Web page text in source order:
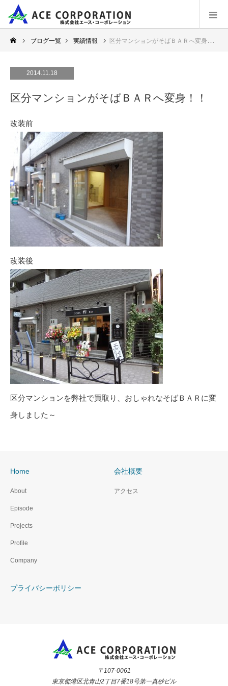
ブログ一覧 実績情報 区分マンションがそばＢＡＲへ変身！！
2014.11.18
区分マンションがそばＢＡＲへ変身！！
改装前
改装後
区分マンションを弊社で買取り、おしゃれなそばＢＡＲに変
身しました～
Home
About
Episode
Projects
Profile
Company
会社概要
アクセス
プライバシーポリシー
〒107-0061
東京都港区北青山2丁目7番18号第一真砂ビル